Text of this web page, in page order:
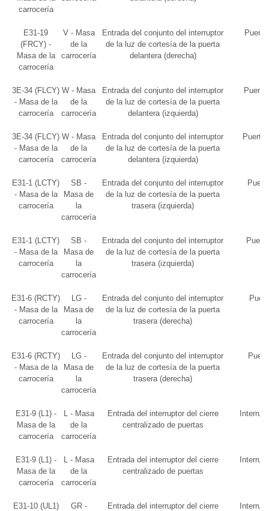
carrocería
E31-19
(FRCY) -
Masa de la
carrocería
V - Masa
de la
carrocería
Entrada del conjunto del interruptor
de la luz de cortesía de la puerta
delantera (derecha)
3E-34 (FLCY)
- Masa de la
carrocería
W - Masa
de la
carrocería
Entrada del conjunto del interruptor
de la luz de cortesía de la puerta
delantera (izquierda)
3E-34 (FLCY)
- Masa de la
carrocería
W - Masa
de la
carrocería
Entrada del conjunto del interruptor
de la luz de cortesía de la puerta
delantera (izquierda)
Puerta
E31-1 (LCTY)
- Masa de la
carrocería
SB -
Masa de
la
carrocería
Entrada del conjunto del interruptor
de la luz de cortesía de la puerta
trasera (izquierda)
E31-1 (LCTY)
- Masa de la
carrocería
SB -
Masa de
la
carrocería
Entrada del conjunto del interruptor
de la luz de cortesía de la puerta
trasera (izquierda)
E31-6 (RCTY)
- Masa de la
carrocería
LG -
Masa de
la
carrocería
Entrada del conjunto del interruptor
de la luz de cortesía de la puerta
trasera (derecha)
E31-6 (RCTY)
- Masa de la
carrocería
LG -
Masa de
la
carrocería
Entrada del conjunto del interruptor
de la luz de cortesía de la puerta
trasera (derecha)
E31-9 (L1) -
Masa de la
carrocería
L - Masa
de la
carrocería
Entrada del interruptor del cierre
centralizado de puertas
E31-9 (L1) -
Masa de la
carrocería
L - Masa
de la
carrocería
Entrada del interruptor del cierre
centralizado de puertas
E31-10 (UL1)
GR -
Entrada del interruptor del cierre